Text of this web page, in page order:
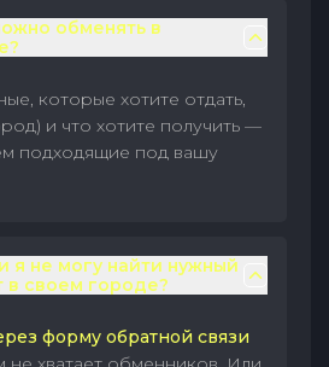
обменять в
которые хотите отдать,
и что хотите получить —
подходящие под вашу
я не могу найти нужный
в своем городе?
форму обратной связи